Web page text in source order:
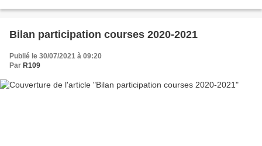
Bilan participation courses 2020-2021
Publié le 30/07/2021 à 09:20
Par R109